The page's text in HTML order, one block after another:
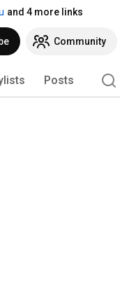
опыт
проектирование
домов, офисов,
and 4 more links
Community
Posts